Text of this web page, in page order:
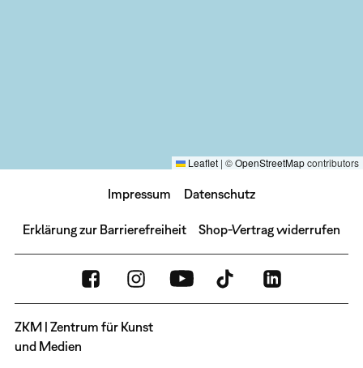
Leaflet | ©OpenStreetMapcontributors
Impressum Datenschutz
Erklärung zur Barrierefreiheit Shop-Vertrag widerrufen
ZKM | Zentrum für Kunst
und Medien